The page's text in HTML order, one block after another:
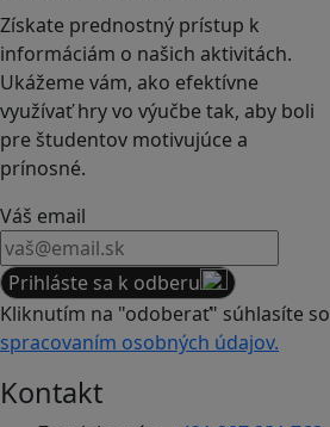
Získate prednostný prístup k
informáciám o našich aktivitách.
Ukážeme vám, ako efektívne
využívať hry vo výučbe tak, aby boli
pre študentov motivujúce a
prínosné.
Váš email
Prihláste sa k odberu
Kliknutím na "odoberať" súhlasíte so
spracovaním osobných údajov.
Kontakt